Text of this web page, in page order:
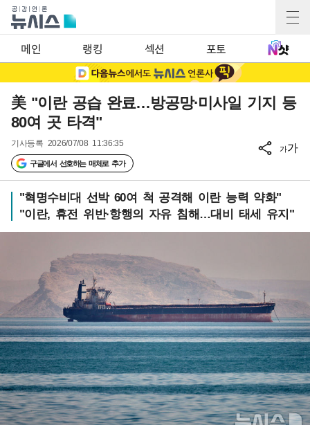
메인 랭킹 섹션 포토
美 "이란 공습 완료…방공망·미사일 기지 등
80여 곳 타격"
기사등록 2026/07/08 11:36:35
구글에서 선호하는 매체로 추가
가가
"혁명수비대 선박 60여 척 공격해 이란 능력 약화"
"이란, 휴전 위반·항행의 자유 침해…대비 태세 유지"